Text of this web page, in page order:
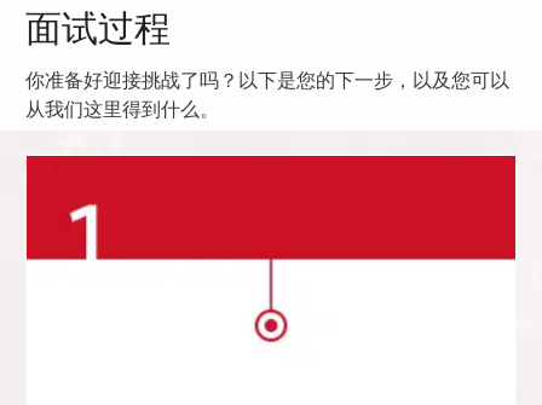
面试过程
你准备好迎接挑战了吗？以下是您的下一步，以及您可以
从我们这里得到什么。